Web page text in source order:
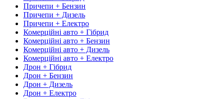
Причепи + Бензин
Причепи + Дизель
Причепи + Електро
Комерційні авто + Гібрид
Комерційні авто + Бензин
Комерційні авто + Дизель
Комерційні авто + Електро
Дрон + Гібрид
Дрон + Бензин
Дрон + Дизель
Дрон + Електро